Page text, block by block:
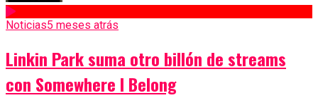
Noticias5 meses atrás
Linkin Park suma otro billón de streams
con Somewhere I Belong